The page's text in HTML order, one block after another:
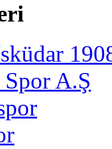
A.Ş